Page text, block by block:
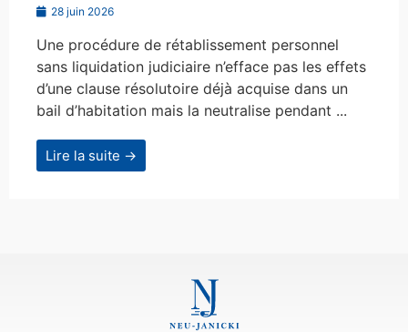
28 juin 2026
Une procédure de rétablissement personnel
sans liquidation judiciaire n’efface pas les effets
d’une clause résolutoire déjà acquise dans un
bail d’habitation mais la neutralise pendant ...
Lire la suite →